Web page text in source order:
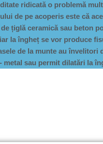
ridicată o problemă
de pe acoperis este că
țiglă ceramică sau beton
la îngheț se vor produce
de la munte au învelitori
metal sau permit dilatări la